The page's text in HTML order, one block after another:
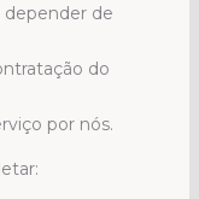
depender de
do
por nós.